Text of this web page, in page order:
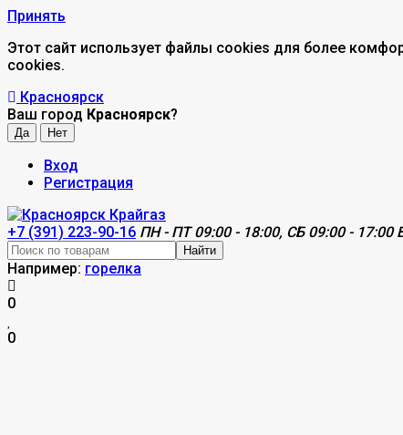
Принять
Этот сайт использует файлы cookies для более
cookies.
Красноярск
Ваш город Красноярск?
Вход
Регистрация
+7 (391) 223-90-16 ПН - ПТ 09:00 - 18:00, СБ 09:00 - 17:00
Найти
Например: горелка
0
0